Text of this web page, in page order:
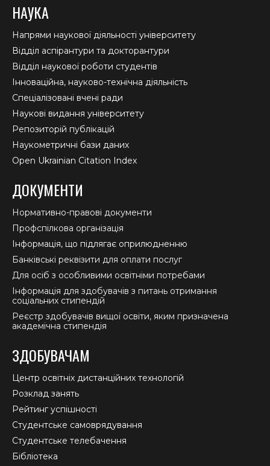
НАУКА
Напрями наукової діяльності університету
Відділ аспірантури та докторантури
Відділ наукової роботи студентів
Інноваційна, науково-технічна діяльність
Спеціалізовані вчені ради
Наукові видання університету
Репозиторій публікацій
Наукометричні бази даних
Open Ukrainian Citation Index
ДОКУМЕНТИ
Нормативно-правові документи
Профспілкова організація
Інформація, що підлягає оприлюдненню
Банківські реквізити для оплати послуг
Для осіб з особливими освітніми потребами
Інформація для здобувачів з питань отримання
соціальних стипендій
Реєстр здобувачів вищої освіти, яким призначена
академічна стипендія
ЗДОБУВАЧАМ
Центр освітніх дистанційних технологій
Розклад занять
Рейтинг успішності
Студентське самоврядування
Студентське телебачення
Бібліотека